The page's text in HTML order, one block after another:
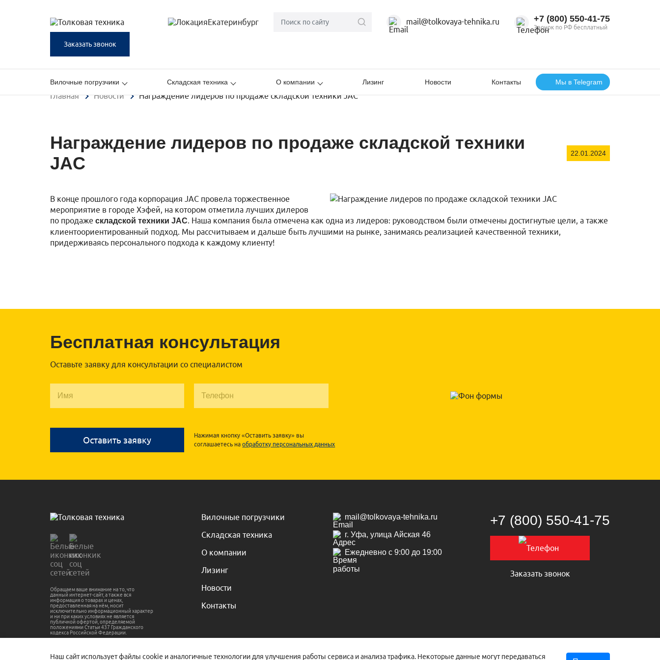
Екатеринбург mail@tolkovaya-tehnika.ru +7 (800) 550‑41‑75
Звонок по РФ бесплатный
Заказать звонок
Вилочные погрузчики Складская техника О компании Лизинг Новости Контакты Мы в Telegram
Главная Новости Награждение лидеров по продаже складской техники JAC
Награждение лидеров по продаже складской техники
JAC
22.01.2024
В конце прошлого года корпорация JAC провела торжественное
мероприятие в городе Хэфей, на котором отметила лучших дилеров
по продаже складской техники JAC. Наша компания была отмечена как одна из лидеров: руководством были отмечены достигнутые цели, а также
клиентоориентированный подход. Мы рассчитываем и дальше быть лучшими на рынке, занимаясь реализацией качественной техники,
придерживаясь персонального подхода к каждому клиенту!
Бесплатная консультация
Оставьте заявку для консультации со специалистом
Оставить заявку
Нажимая кнопку «Оставить заявку» вы
соглашаетесь наобработку персональных данных
Обращаем ваше внимание на то, что
данный интернет-сайт, а также вся
информация о товарах и ценах,
предоставленная на нём, носит
исключительно информационный характер
и ни при каких условиях не является
публичной офертой, определяемой
положениями Статьи 437 Гражданского
кодекса Российской Федерации.
Вилочные погрузчики
Складская техника
О компании
Лизинг
Новости
Контакты
mail@tolkovaya-tehnika.ru
г. Уфа, улица Айская 46
Ежедневно с 9:00 до 19:00
+7 (800) 550‑41‑75
Заказать звонок
Наш сайт использует файлы cookie и аналогичные технологии для улучшения работы сервиса и анализа трафика. Некоторые данные могут передаваться